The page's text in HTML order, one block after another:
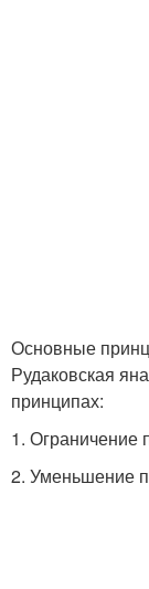
Основные
Рудаковская
принципах:
1. Ограничение
2. Уменьшение